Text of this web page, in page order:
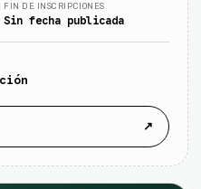
FIN DE INSCRIPCIONES
Sin fecha publicada
↗